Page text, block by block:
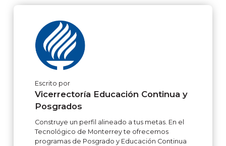
Escrito por
Vicerrectoría Educación Continua y
Posgrados
Construye un perfil alineado a tus metas. En el
Tecnológico de Monterrey te ofrecemos
programas de Posgrado y Educación Continua